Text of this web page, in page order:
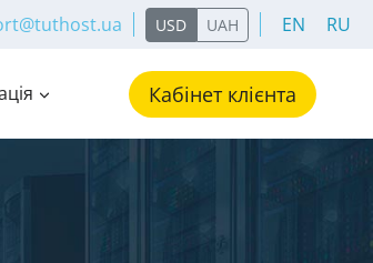
USD UAH EN RU
Кабінет клієнта